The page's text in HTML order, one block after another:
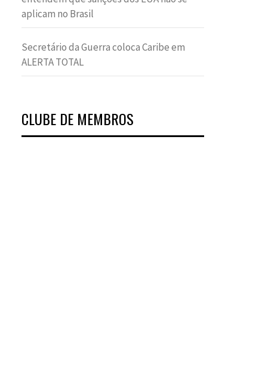
aplicam no Brasil
Secretário da Guerra coloca Caribe em
ALERTA TOTAL
CLUBE DE MEMBROS